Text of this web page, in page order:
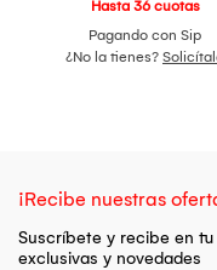
Hasta 36 cuotas
Pagando con Sip
¿No la tienes?
¡Recibe nuestras
Suscríbete y recibe en
exclusivas y novedades